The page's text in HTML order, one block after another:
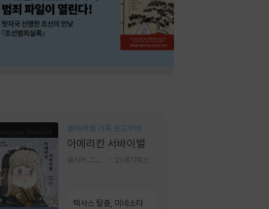
올리버쌤 가족 로드무비
아메리칸 서바이벌
21세기북스
텍사스 탈출, 미네소타